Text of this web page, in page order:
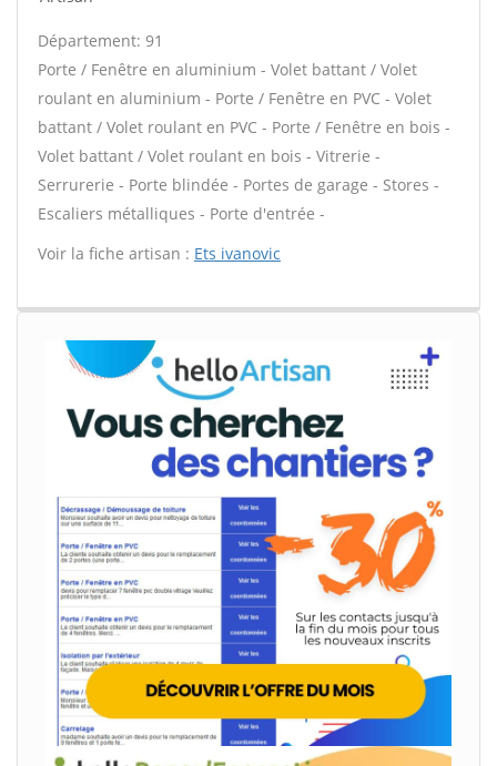
Département: 91
Porte / Fenêtre en aluminium - Volet battant / Volet
roulant en aluminium - Porte / Fenêtre en PVC - Volet
battant / Volet roulant en PVC - Porte / Fenêtre en bois -
Volet battant / Volet roulant en bois - Vitrerie -
Serrurerie - Porte blindée - Portes de garage - Stores -
Escaliers métalliques - Porte d'entrée -
Voir la fiche artisan : Ets ivanovic